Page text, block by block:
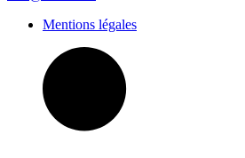
Mentions légales